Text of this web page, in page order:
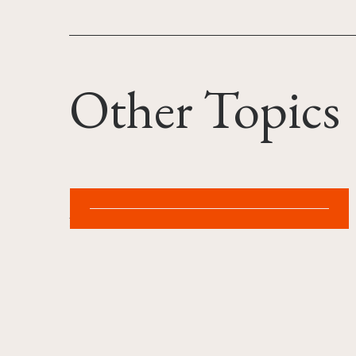
Other Topics
2026.07.21
第79回広告電通賞で部門最高賞と金賞受賞！